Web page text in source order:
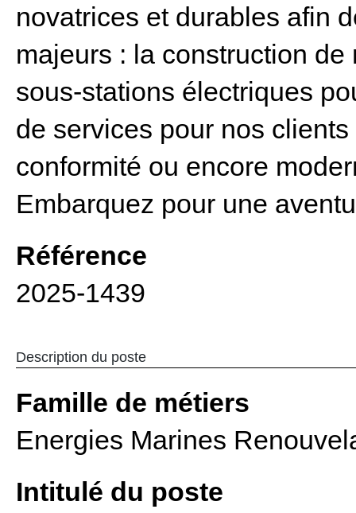
novatrices et durables afin
majeurs : la construction
sous-stations électriques
de services pour nos
conformité ou encore
Embarquez pour une
Référence
2025-1439
Description du poste
Famille de métiers
Energies Marines
Intitulé du poste